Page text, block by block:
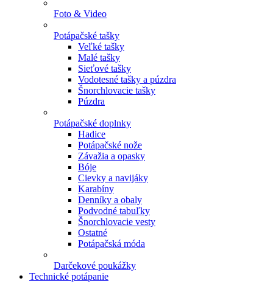
Foto & Video
Potápačské tašky
Veľké tašky
Malé tašky
Sieťové tašky
Vodotesné tašky a púzdra
Šnorchlovacie tašky
Púzdra
Potápačské doplnky
Hadice
Potápačské nože
Závažia a opasky
Bóje
Cievky a navijáky
Karabíny
Denníky a obaly
Podvodné tabuľky
Šnorchlovacie vesty
Ostatné
Potápačská móda
Darčekové poukážky
Technické potápanie